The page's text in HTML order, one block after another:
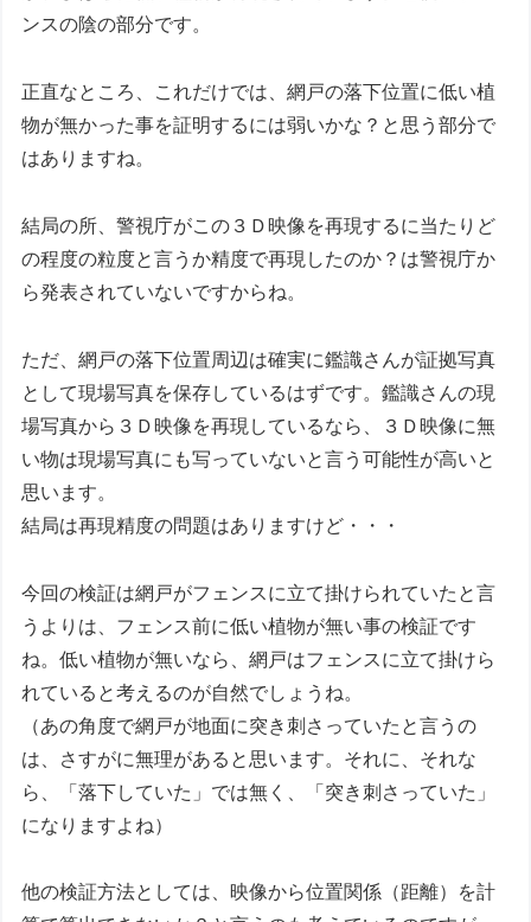
ンスの陰の部分です。
正直なところ、これだけでは、網戸の落下位置に低い植
物が無かった事を証明するには弱いかな？と思う部分で
はありますね。
結局の所、警視庁がこの３Ｄ映像を再現するに当たりど
の程度の粒度と言うか精度で再現したのか？は警視庁か
ら発表されていないですからね。
ただ、網戸の落下位置周辺は確実に鑑識さんが証拠写真
として現場写真を保存しているはずです。鑑識さんの現
場写真から３Ｄ映像を再現しているなら、３Ｄ映像に無
い物は現場写真にも写っていないと言う可能性が高いと
思います。
結局は再現精度の問題はありますけど・・・
今回の検証は網戸がフェンスに立て掛けられていたと言
うよりは、フェンス前に低い植物が無い事の検証です
ね。低い植物が無いなら、網戸はフェンスに立て掛けら
れていると考えるのが自然でしょうね。
（あの角度で網戸が地面に突き刺さっていたと言うの
は、さすがに無理があると思います。それに、それな
ら、「落下していた」では無く、「突き刺さっていた」
になりますよね）
他の検証方法としては、映像から位置関係（距離）を計